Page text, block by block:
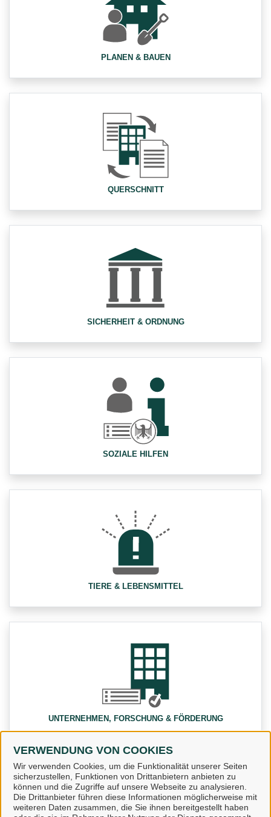
VERWENDUNG VON COOKIES
Wir verwenden Cookies, um die Funktionalität unserer Seiten
sicherzustellen, Funktionen von Drittanbietern anbieten zu
können und die Zugriffe auf unsere Webseite zu analysieren.
Die Drittanbieter führen diese Informationen möglicherweise mit
weiteren Daten zusammen, die Sie ihnen bereitgestellt haben
PLANEN & BAUEN
QUERSCHNITT
SICHERHEIT & ORDNUNG
SOZIALE HILFEN
TIERE & LEBENSMITTEL
UNTERNEHMEN, FORSCHUNG & FÖRDERUNG